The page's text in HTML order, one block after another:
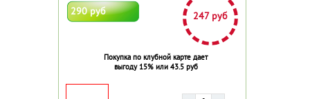
290 руб 247 руб
Покупка по клубной карте дает
выгоду 15% или 43.5 руб